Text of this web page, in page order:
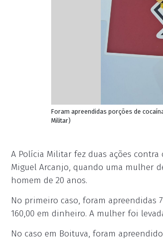
Foram apreendidas porções de
Militar)
A Polícia Militar fez duas ações
Miguel Arcanjo, quando uma mulher
homem de 20 anos.
No primeiro caso, foram apreendidas
160,00 em dinheiro. A mulher foi
No caso em Boituva, foram